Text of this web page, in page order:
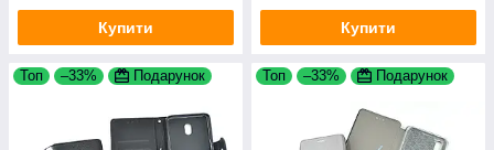
Купити Купити
Топ –33% Подарунок Топ –33% Подарунок